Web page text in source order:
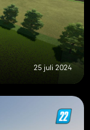
25 juli 2024